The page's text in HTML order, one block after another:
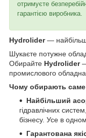
отримуєте
гарантією виробника.
Hydrolider—
Шукаєте потужне
Обирайте Hydrolider—
промислового
Чому обирають саме
Найбільший
гідравлічних
бізнесу. Усе в
Гарантована